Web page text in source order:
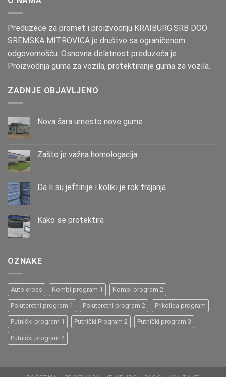
Preduzeće za promet i proizvodnju KRAIBURG.SRB DOO
SREMSKA MITROVICA je društvo sa ograničenom
odgovornošću. Osnovna delatnost preduzeća je
Proizvodnja guma za vozila, protektiranje guma za vozila.
ZADNJE OBJAVLJENO
Nova šara umesto nove gume
Zašto је važna homologacija
Da li su jeftinije i koliki je rok trajanja
Kako se protektira
OZNAKE
Auto cross Kombi program 1 Kombi program 2
Poluteretni program 1 Poluteretni program 2 Prikolica program
Putnički program 1 Putnički Program 2 Putnički program 3
Putnički program 4